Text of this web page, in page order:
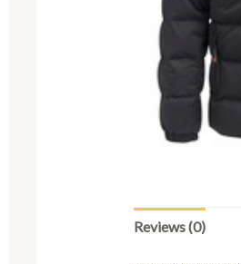
Reviews (0)